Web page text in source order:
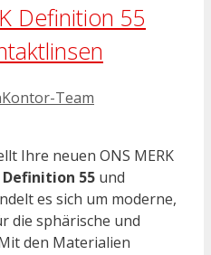
Definition 55
Team
Ihre neuen ONS MERK
Definition 55 und
es sich um moderne,
die sphärische und
den Materialien